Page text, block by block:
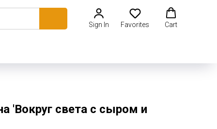
Sign In Favorites Cart
'Вокруг света с сыром и